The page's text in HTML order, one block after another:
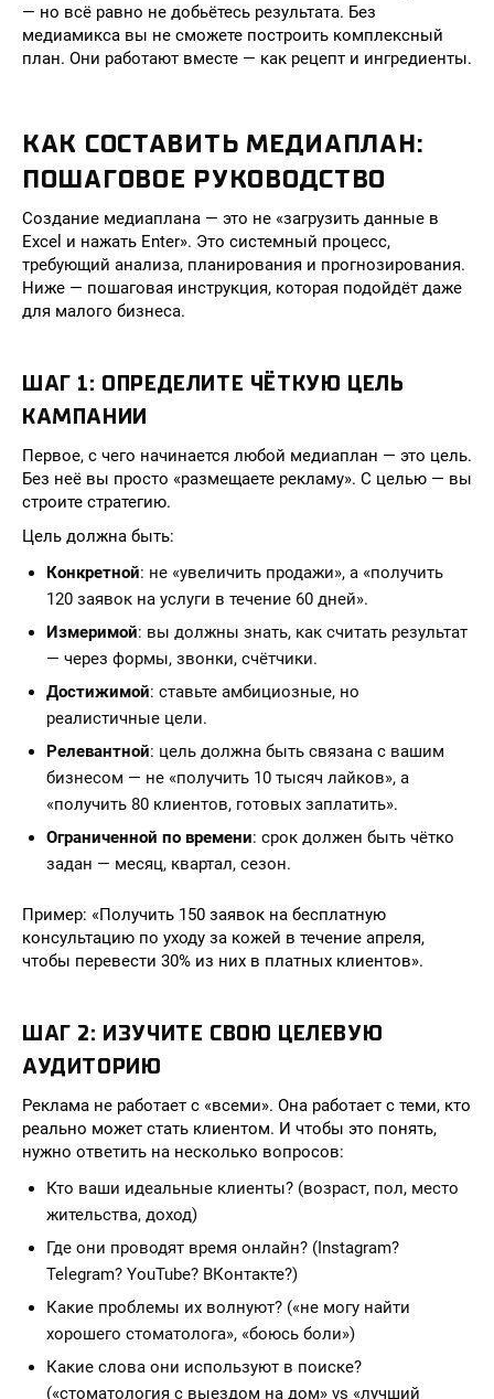
— но всё равно не добьётесь результата. Без
медиамикса вы не сможете построить комплексный
план. Они работают вместе — как рецепт и ингредиенты.
КАК СОСТАВИТЬ МЕДИАПЛАН:
ПОШАГОВОЕ РУКОВОДСТВО
Создание медиаплана — это не «загрузить данные в
Excel и нажать Enter». Это системный процесс,
требующий анализа, планирования и прогнозирования.
Ниже — пошаговая инструкция, которая подойдёт даже
для малого бизнеса.
ШАГ 1: ОПРЕДЕЛИТЕ ЧЁТКУЮ ЦЕЛЬ
КАМПАНИИ
Первое, с чего начинается любой медиаплан — это цель.
Без неё вы просто «размещаете рекламу». С целью — вы
строите стратегию.
Цель должна быть:
Конкретной: не «увеличить продажи», а «получить
120 заявок на услуги в течение 60 дней».
Измеримой: вы должны знать, как считать результат
— через формы, звонки, счётчики.
Достижимой: ставьте амбициозные, но
реалистичные цели.
Релевантной: цель должна быть связана с вашим
бизнесом — не «получить 10 тысяч лайков», а
«получить 80 клиентов, готовых заплатить».
Ограниченной по времени: срок должен быть чётко
задан — месяц, квартал, сезон.
Пример: «Получить 150 заявок на бесплатную
консультацию по уходу за кожей в течение апреля,
чтобы перевести 30% из них в платных клиентов».
ШАГ 2: ИЗУЧИТЕ СВОЮ ЦЕЛЕВУЮ
АУДИТОРИЮ
Реклама не работает с «всеми». Она работает с теми, кто
реально может стать клиентом. И чтобы это понять,
нужно ответить на несколько вопросов:
Кто ваши идеальные клиенты? (возраст, пол, место
жительства, доход)
Где они проводят время онлайн? (Instagram?
Telegram? YouTube? ВКонтакте?)
Какие проблемы их волнуют? («не могу найти
хорошего стоматолога», «боюсь боли»)
Какие слова они используют в поиске?
(«стоматология с выездом на дом» vs «лучший